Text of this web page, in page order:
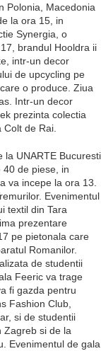
Polonia, Macedonia
la ora 15, in
Synergia, o
brandul Hooldra ii
intr-un decor
de upcycling pe
o produce. Ziua
Intr-un decor
prezinta colectia
de Rai.
la UNARTE Bucuresti
de piese, in
va incepe la ora 13.
Evenimentul
textil din Tara
prezentare
pe pietonala care
Romanilor.
de studentii
Feeric va trage
fi gazda pentru
Fashion Club,
si de studentii
Zagreb si de la
Evenimentul de gala